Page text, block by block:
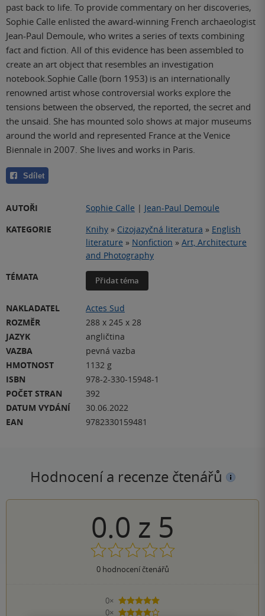
past back to life. To provide commentary on her discoveries,
Sophie Calle enlisted the award-winning French archaeologist
Jean-Paul Demoule, who writes a series of texts combining
fact and fiction. All of this evidence has been assembled to
create an art object that resembles an investigation
notebook.Sophie Calle (born 1953) is an internationally
renowned artist whose controversial works explore the
tensions between the observed, the reported, the secret and
the unsaid. She has mounted solo shows at major museums
around the world and represented France at the Venice
Biennale in 2007. She lives and works in Paris.
Sdílet
AUTOŘI Sophie Calle | Jean-Paul Demoule
KATEGORIE
Knihy » Cizojazyčná literatura » English
literature » Nonfiction » Art, Architecture
and Photography
TÉMATA
Přidat téma
NAKLADATEL
Actes Sud
ROZMĚR
288 x 245 x 28
JAZYK
angličtina
VAZBA
pevná vazba
HMOTNOST
1132 g
ISBN
978-2-330-15948-1
POČET STRAN
392
DATUM VYDÁNÍ
30.06.2022
EAN
9782330159481
Hodnocení a recenze čtenářů
0.0 z 5
0hodnocení čtenářů
0×
5 hvězdiček
0×
4 hvězdičky